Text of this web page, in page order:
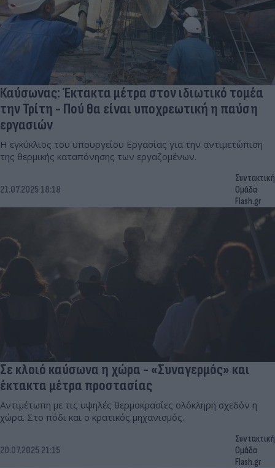
Καύσωνας: Έκτακτα μέτρα στον ιδιωτικό τομέα
την Τρίτη - Πού θα είναι υποχρεωτική η παύση
εργασιών
Η εγκύκλιος του υπουργείου Εργασίας για την αντιμετώπιση
της θερμικής καταπόνησης των εργαζομένων.
21.07.2025 18:18
Συντακτική
Ομάδα
Flash.gr
Σε κλοιό καύσωνα η χώρα - «Συναγερμός» και
έκτακτα μέτρα προστασίας
Αντιμέτωπη με τις υψηλές θερμοκρασίες ολόκληρη σχεδόν η
χώρα. Στο πόδι και ο κρατικός μηχανισμός.
20.07.2025 21:15
Συντακτική
Ομάδα
Flash.gr